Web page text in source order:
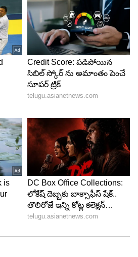
ఉన్న మసి, నూనె జిడ్డు
ఒక పొడి గుడ్డతో ఆ
అంతే, పాత్రలు నీళ్లు
మెరిసిపోతాయి.
చేస్తుంది..
ఉపయోగిస్తున్నారు.
ఉంటున్న కొన్ని గ్రామాల
కాలం నుంచి ఈ పద్దతిని